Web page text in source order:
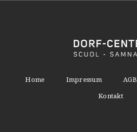
Home Impressum AGB
Kontakt